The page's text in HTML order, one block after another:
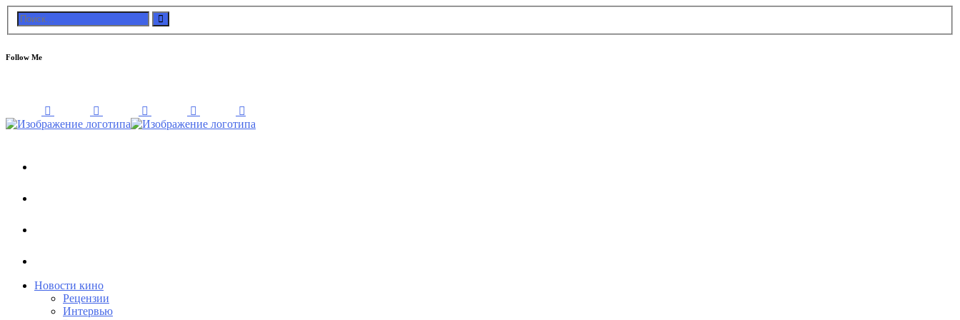
Follow Me
Новости кино
Рецензии
Интервью